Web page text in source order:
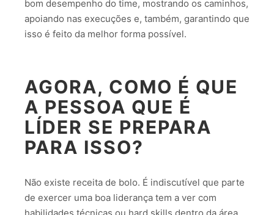
bom desempenho do time, mostrando os caminhos,
apoiando nas execuções e, também, garantindo que
isso é feito da melhor forma possível.
AGORA, COMO É QUE
A PESSOA QUE É
LÍDER SE PREPARA
PARA ISSO?
Não existe receita de bolo. É indiscutível que parte
de exercer uma boa liderança tem a ver com